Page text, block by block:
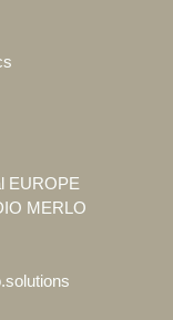
EUROPE
MERLO